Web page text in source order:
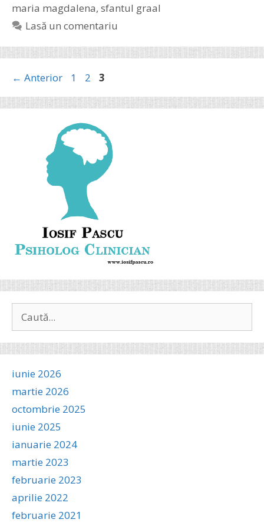
maria magdalena, sfantul graal
Lasă un comentariu
← Anterior Pagina
1 Pagina
2 Pagina
3
după:
iunie 2026
martie 2026
octombrie 2025
iunie 2025
ianuarie 2024
martie 2023
februarie 2023
aprilie 2022
februarie 2021